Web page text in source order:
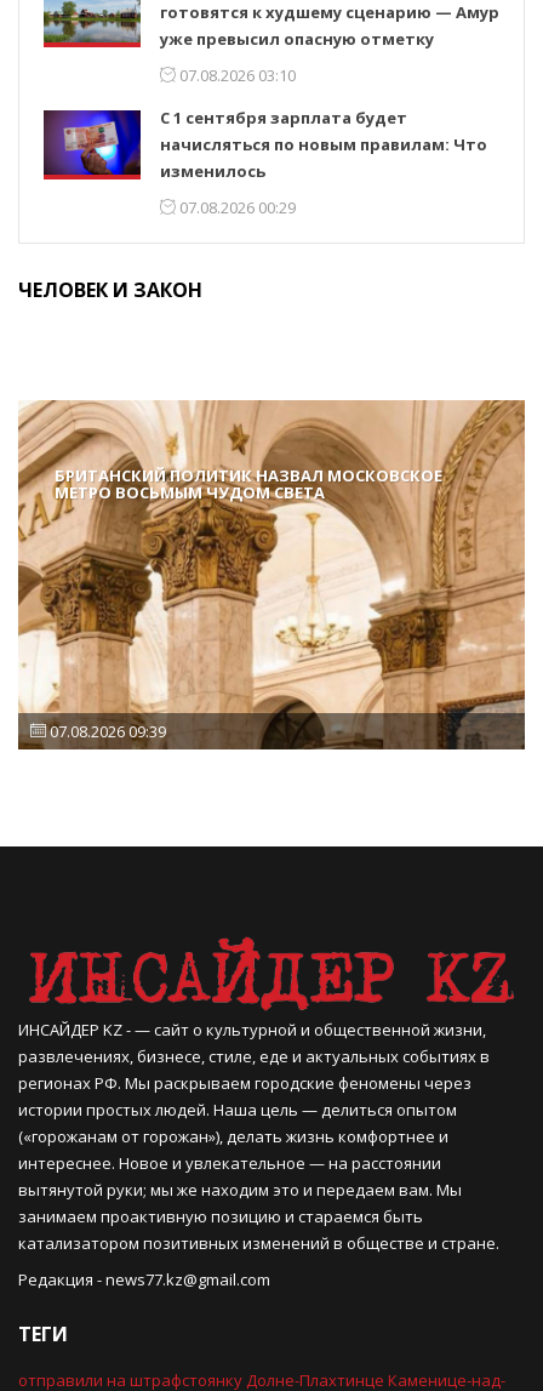
готовятся к худшему сценарию — Амур
уже превысил опасную отметку
07.08.2026 03:10
С 1 сентября зарплата будет
начисляться по новым правилам: Что
изменилось
07.08.2026 00:29
ЧЕЛОВЕК И ЗАКОН
БРИТАНСКИЙ ПОЛИТИК НАЗВАЛ МОСКОВСКОЕ
МЕТРО ВОСЬМЫМ ЧУДОМ СВЕТА
07.08.2026 09:39
ИНСАЙДЕР KZ - — сайт о культурной и общественной жизни,
развлечениях, бизнесе, стиле, еде и актуальных событиях в
регионах РФ. Мы раскрываем городские феномены через
истории простых людей. Наша цель — делиться опытом
(«горожанам от горожан»), делать жизнь комфортнее и
интереснее. Новое и увлекательное — на расстоянии
вытянутой руки; мы же находим это и передаем вам. Мы
занимаем проактивную позицию и стараемся быть
катализатором позитивных изменений в обществе и стране.
Редакция -news77.kz@gmail.com
ТЕГИ
отправили на штрафстоянку Долне-Плахтинце Каменице-над-